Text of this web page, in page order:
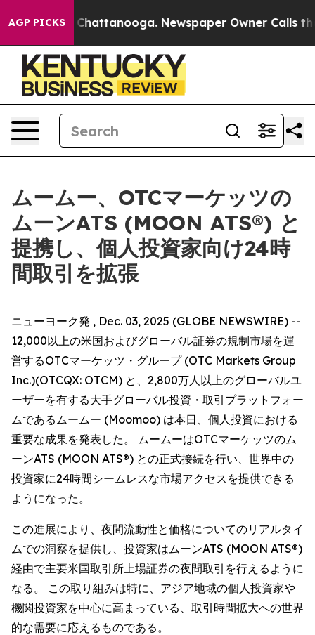
AGP PICKS
in Chattanooga. Newspaper Owner Calls the
ムームー、OTCマーケッツの
ムーンATS (MOON ATS®) と
提携し、個人投資家向け24時
間取引を拡張
ニューヨーク発 , Dec. 03, 2025 (GLOBE NEWSWIRE) --
12,000以上の米国およびグローバル証券の規制市場を運
営するOTCマーケッツ・グループ (OTC Markets Group
Inc.)(OTCQX: OTCM) と、2,800万人以上のグローバルユ
ーザーを有する大手グローバル投資・取引プラットフォー
ムであるムームー (Moomoo) は本日、個人投資における
重要な成果を発表した。 ムームーはOTCマーケッツのム
ーンATS (MOON ATS®) との正式接続を行い、世界中の
投資家に24時間シームレスな市場アクセスを提供できる
ようになった。
この進展により、夜間流動性と価格についてのリアルタイ
ムでの洞察を提供し、投資家はムーンATS (MOON ATS®)
経由で主要米国取引所上場証券の夜間取引を行えるように
なる。 この取り組みは特に、アジア地域の個人投資家や
機関投資家を中心に高まっている、取引時間拡大への世界
的な需要に応えるものである。